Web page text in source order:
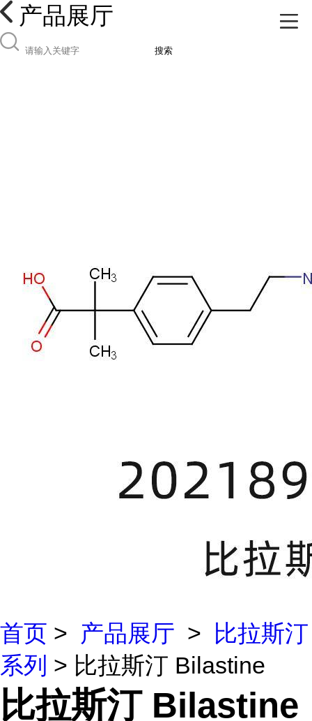
产品展厅
搜索
首页 > 产品展厅 >
比拉斯汀
系列 > 比拉斯汀 Bilastine
比拉斯汀 Bilastine